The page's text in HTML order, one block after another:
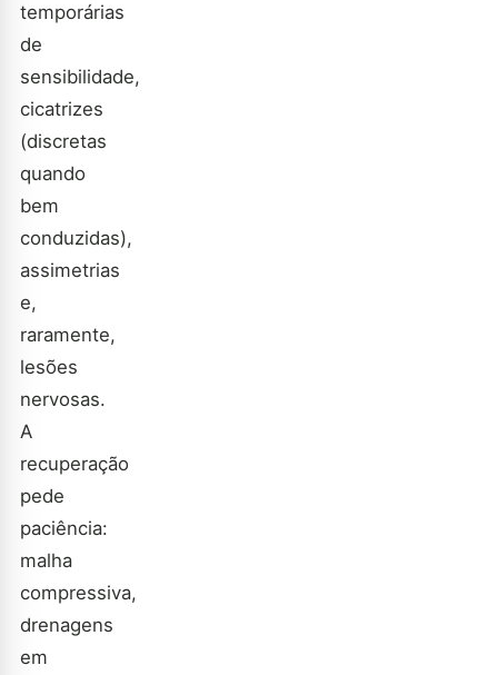
temporárias
de
sensibilidade,
cicatrizes
(discretas
quando
bem
conduzidas),
assimetrias
e,
raramente,
lesões
nervosas.
A
recuperação
pede
paciência:
malha
compressiva,
drenagens
em